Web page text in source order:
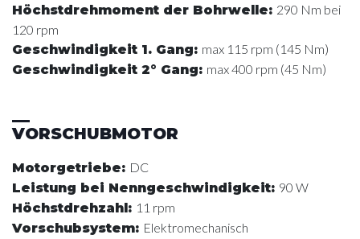
Höchstdrehmoment der Bohrwelle: 290 Nm bei
120 rpm
Geschwindigkeit 1. Gang: max 115 rpm (145 Nm)
Geschwindigkeit 2° Gang: max 400 rpm (45 Nm)
VORSCHUBMOTOR
Motorgetriebe: DC
Leistung bei Nenngeschwindigkeit: 90 W
Höchstdrehzahl: 11 rpm
Vorschubsystem: Elektromechanisch